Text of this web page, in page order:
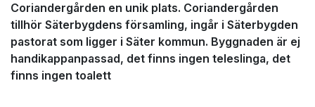
Coriandergården en unik plats. Coriandergården
tillhör Säterbygdens församling, ingår i Säterbygden
pastorat som ligger i Säter kommun. Byggnaden är ej
handikappanpassad, det finns ingen teleslinga, det
finns ingen toalett